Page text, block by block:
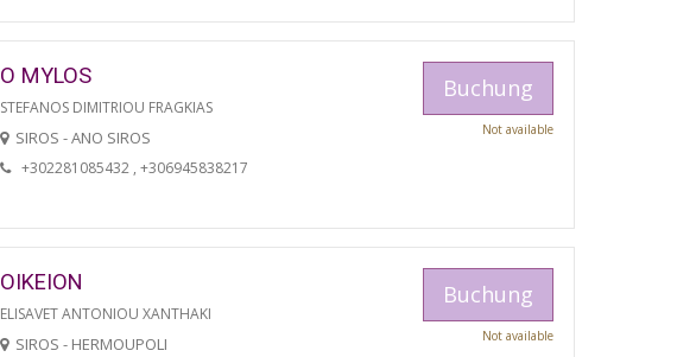
O MYLOS
STEFANOS DIMITRIOU FRAGKIAS
SIROS - ANO SIROS
+302281085432 , +306945838217
Buchung
Not available
OIKEION
ELISAVET ANTONIOU XANTHAKI
SIROS - HERMOUPOLI
Buchung
Not available